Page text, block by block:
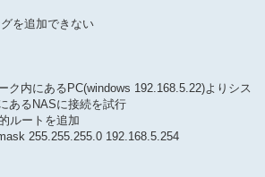
を追加できない
ク内にあるPC(windows 192.168.5.22)よりシス
あるNASに接続を試行
ルートを追加
255.255.255.0 192.168.5.254